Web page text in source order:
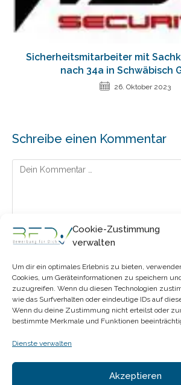
Cookie-Zustimmung
verwalten
Um dir ein optimales Erlebnis zu bieten,
Cookies, um Geräteinformationen zu speichern
zuzugreifen. Wenn du diesen Technologien
wie das Surfverhalten oder eindeutige IDs auf
Wenn du deine Zustimmung nicht erteilst oder
bestimmte Merkmale und Funktionen
Dienste verwalten
Akzeptieren
Sicherheitsmitarbeiter mit
nach 34a in Schwäbisch
26. Oktober 2023
Schreibe einen Kommentar
Kommentar
Gib
deinen
Namen
Benutzernamen
Kommentieren
Gib
Mail-
zum
Gib
Website-